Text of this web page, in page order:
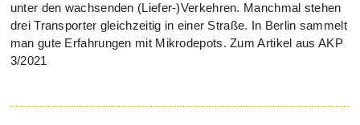
unter den wachsenden (Liefer-)Verkehren. Manchmal stehen
drei Transporter gleichzeitig in einer Straße. In Berlin sammelt
man gute Erfahrungen mit Mikrodepots. Zum Artikel aus AKP
3/2021